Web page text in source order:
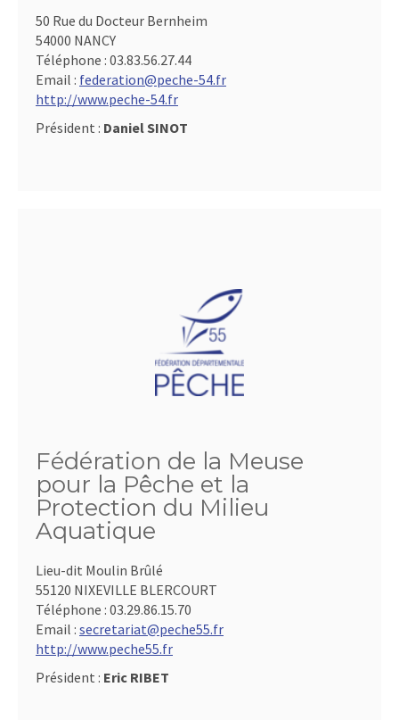
50 Rue du Docteur Bernheim
54000 NANCY
Téléphone : 03.83.56.27.44
Email : federation@peche-54.fr
http://www.peche-54.fr
Président : Daniel SINOT
Fédération de la Meuse
pour la Pêche et la
Protection du Milieu
Aquatique
Lieu-dit Moulin Brûlé
55120 NIXEVILLE BLERCOURT
Téléphone : 03.29.86.15.70
Email : secretariat@peche55.fr
http://www.peche55.fr
Président : Eric RIBET